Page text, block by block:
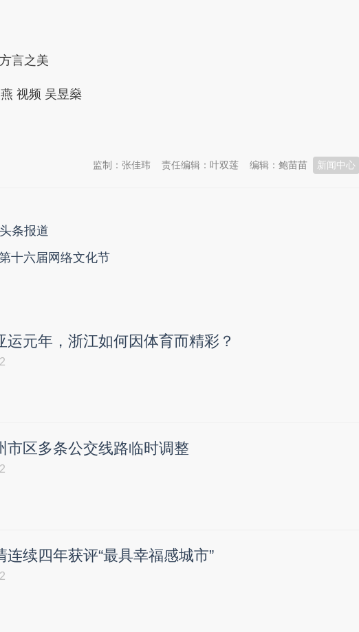
言之美
视频 吴昱燊
新闻中心
编辑：鲍苗苗
责任编辑：叶双莲
监制：张佳玮
条报道
十六届网络文化节
运元年，浙江如何因体育而精彩？
市区多条公交线路临时调整
连续四年获评“最具幸福感城市”